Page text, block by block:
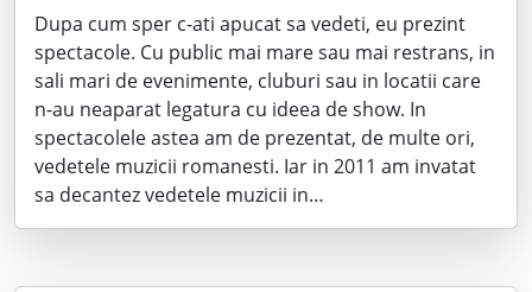
Dupa cum sper c-ati apucat sa vedeti, eu prezint
spectacole. Cu public mai mare sau mai restrans, in
sali mari de evenimente, cluburi sau in locatii care
n-au neaparat legatura cu ideea de show. In
spectacolele astea am de prezentat, de multe ori,
vedetele muzicii romanesti. Iar in 2011 am invatat
sa decantez vedetele muzicii in…